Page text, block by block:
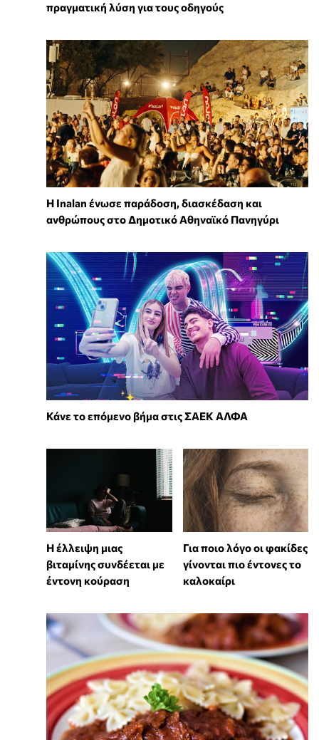
πραγματική λύση για τους οδηγούς
Η Inalan ένωσε παράδοση, διασκέδαση και
ανθρώπους στο Δημοτικό Αθηναϊκό Πανηγύρι
Κάνε το επόμενο βήμα στις ΣΑΕΚ ΑΛΦΑ
⁠Η έλλειψη μιας
βιταμίνης συνδέεται με
έντονη κούραση
Για ποιο λόγο οι φακίδες
γίνονται πιο έντονες το
καλοκαίρι